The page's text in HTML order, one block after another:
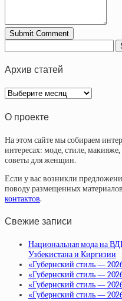
Архив статей
Архив
статей
О проекте
На этом сайте мы собираем
интересах: моде, стиле,
советы для женщин.
Если у вас возникли
поводу размещенных
контактов.
Свежие записи
Национальная мода на
Узбекистана и Киргизии
«Губернский стиль —
«Губернский стиль —
«Губернский стиль —
«Губернский стиль —